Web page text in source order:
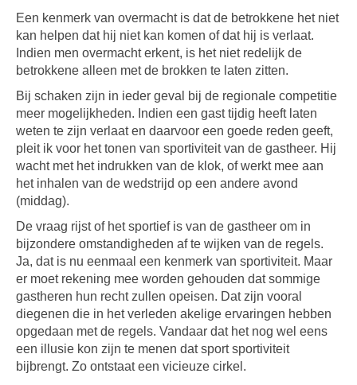
Een kenmerk van overmacht is dat de betrokkene het niet
kan helpen dat hij niet kan komen of dat hij is verlaat.
Indien men overmacht erkent, is het niet redelijk de
betrokkene alleen met de brokken te laten zitten.
Bij schaken zijn in ieder geval bij de regionale competitie
meer mogelijkheden. Indien een gast tijdig heeft laten
weten te zijn verlaat en daarvoor een goede reden geeft,
pleit ik voor het tonen van sportiviteit van de gastheer. Hij
wacht met het indrukken van de klok, of werkt mee aan
het inhalen van de wedstrijd op een andere avond
(middag).
De vraag rijst of het sportief is van de gastheer om in
bijzondere omstandigheden af te wijken van de regels.
Ja, dat is nu eenmaal een kenmerk van sportiviteit. Maar
er moet rekening mee worden gehouden dat sommige
gastheren hun recht zullen opeisen. Dat zijn vooral
diegenen die in het verleden akelige ervaringen hebben
opgedaan met de regels. Vandaar dat het nog wel eens
een illusie kon zijn te menen dat sport sportiviteit
bijbrengt. Zo ontstaat een vicieuze cirkel.